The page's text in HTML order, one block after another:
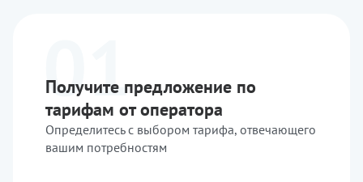
Получите предложение по
тарифам от оператора
Определитесь с выбором тарифа, отвечающего
вашим потребностям